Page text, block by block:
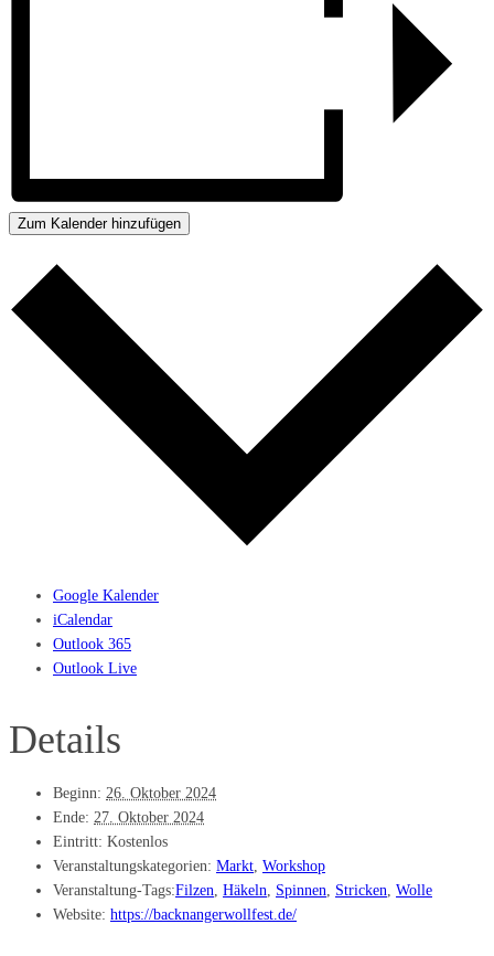
Zum Kalender hinzufügen
Google Kalender
iCalendar
Outlook 365
Outlook Live
Details
Beginn: 26. Oktober 2024
Ende: 27. Oktober 2024
Eintritt: Kostenlos
Veranstaltungskategorien: Markt, Workshop
Veranstaltung-Tags:Filzen, Häkeln, Spinnen, Stricken, Wolle
Website: https://backnangerwollfest.de/